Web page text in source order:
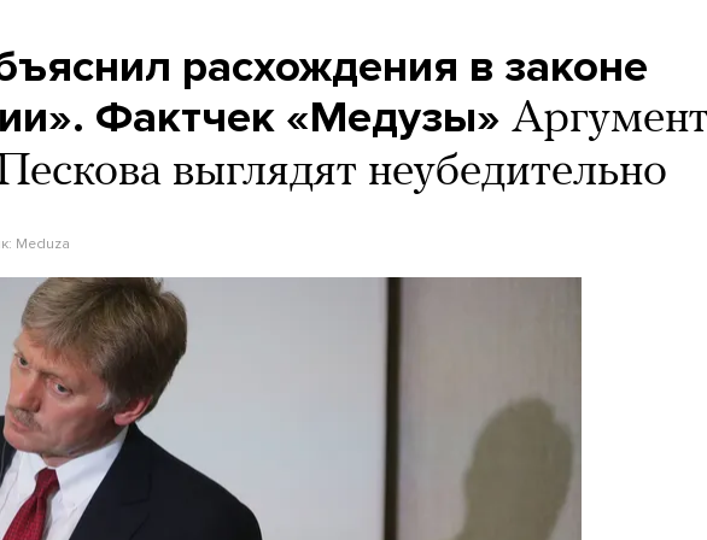
расхождения в законе
Фактчек «Медузы»
выглядят неубедительно
Meduza